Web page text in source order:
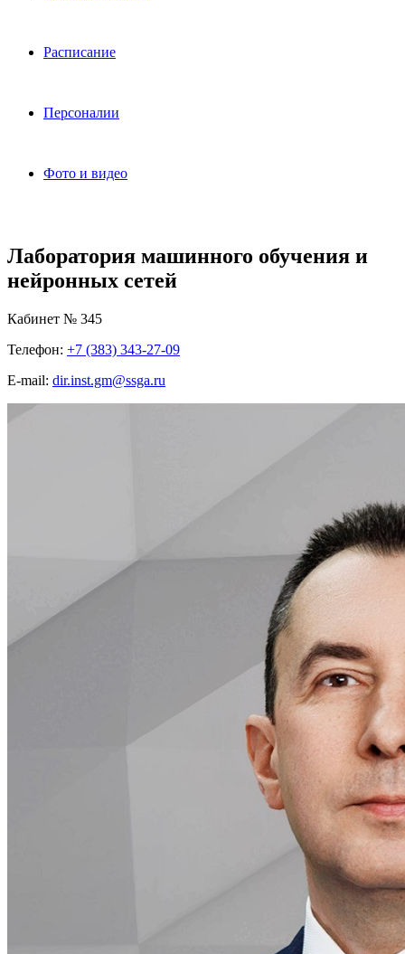
Расписание
Персоналии
Фото и видео
Лаборатория машинного обучения и
нейронных сетей
Кабинет № 345
Телефон: +7 (383) 343-27-09
E-mail: dir.inst.gm@ssga.ru